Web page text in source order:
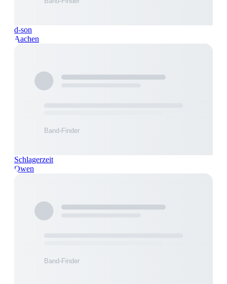
d-son
Aachen
Schlagerzeit
Owen